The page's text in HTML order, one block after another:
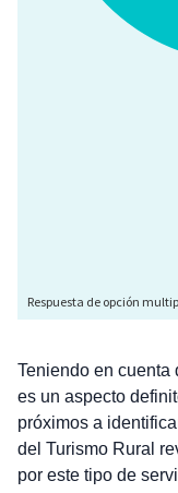
Teniendo en cuenta
es un aspecto
próximos a
del Turismo Rural
por este tipo de